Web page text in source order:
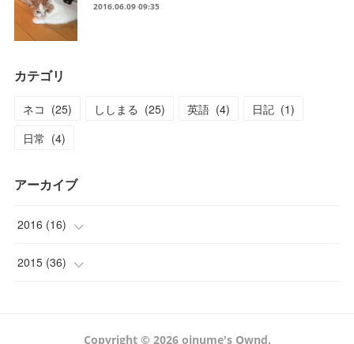
2016.06.09 09:35
カテゴリ
ネコ (25) ししまる (25) 英語 (4) 日記 (1)
日常 (4)
アーカイブ
2016 (16)
(1)
2015 (36)
Copyright © 2026 oinume's Ownd.